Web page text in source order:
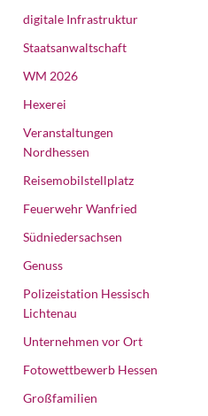
digitale Infrastruktur
Staatsanwaltschaft
WM 2026
Hexerei
Veranstaltungen
Nordhessen
Reisemobilstellplatz
Feuerwehr Wanfried
Südniedersachsen
Genuss
Polizeistation Hessisch
Lichtenau
Unternehmen vor Ort
Fotowettbewerb Hessen
Großfamilien